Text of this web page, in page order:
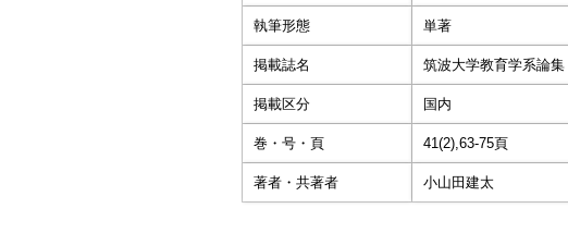
執筆形態 単著
掲載誌名 筑波大学教育学系論集
掲載区分 国内
巻・号・頁 41(2),63-75頁
著者・共著者 小山田建太